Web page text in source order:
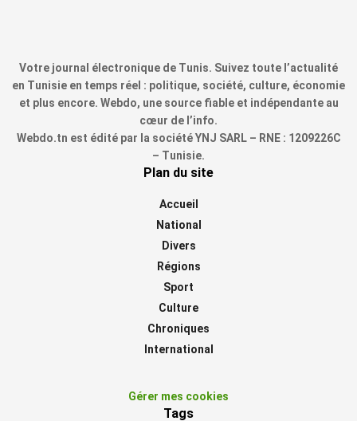
Votre journal électronique de Tunis. Suivez toute l’actualité
en Tunisie en temps réel : politique, société, culture, économie
et plus encore. Webdo, une source fiable et indépendante au
cœur de l’info.
Webdo.tn est édité par la société YNJ SARL – RNE : 1209226C
– Tunisie.
Plan du site
Accueil
National
Divers
Régions
Sport
Culture
Chroniques
International
Gérer mes cookies
Tags